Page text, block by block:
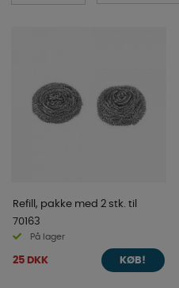
Refill, pakke med 2 stk. til
70163
På lager
25 DKK KØB!